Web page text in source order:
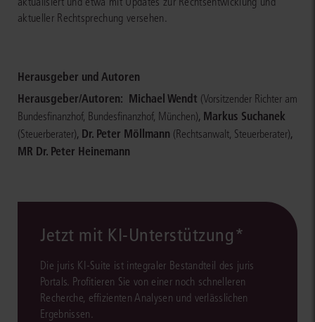
aktueller Rechtsprechung versehen.
Herausgeber und Autoren
Herausgeber/Autoren: Michael Wendt (Vorsitzender Richter am
Bundesfinanzhof, Bundesfinanzhof, München), Markus Suchanek
(Steuerberater), Dr. Peter Möllmann (Rechtsanwalt, Steuerberater),
MR Dr. Peter Heinemann
Jetzt mit KI-Unterstützung*
Die juris KI-Suite ist integraler Bestandteil des juris
Portals. Profitieren Sie von einer noch schnelleren
Recherche, effizienten Analysen und verlässlichen
Ergebnissen.